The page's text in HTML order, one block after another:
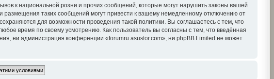
к национальной розни и прочих сообщений, которые могут нарушить законы вашей
таких сообщений могут привести к вашему немедленному отключению от
для возможности проведения такой политики. Вы соглашаетесь с тем, что
время по своему усмотрению. Как пользователь вы согласны с тем, что введённая
ни администрация конференции «forumru.asustor.com», ни phpBB Limited не может